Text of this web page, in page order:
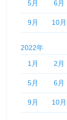
5月 6月
9月 10月
2022年
1月
2月
5月 6月
9月 10月